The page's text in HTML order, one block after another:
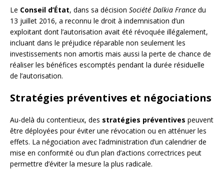
Le Conseil d’État, dans sa décision Société Dalkia France du
13 juillet 2016, a reconnu le droit à indemnisation d’un
exploitant dont l’autorisation avait été révoquée illégalement,
incluant dans le préjudice réparable non seulement les
investissements non amortis mais aussi la perte de chance de
réaliser les bénéfices escomptés pendant la durée résiduelle
de l’autorisation.
Stratégies préventives et négociations
Au-delà du contentieux, des stratégies préventives peuvent
être déployées pour éviter une révocation ou en atténuer les
effets. La négociation avec l’administration d’un calendrier de
mise en conformité ou d’un plan d’actions correctrices peut
permettre d’éviter la mesure la plus radicale.